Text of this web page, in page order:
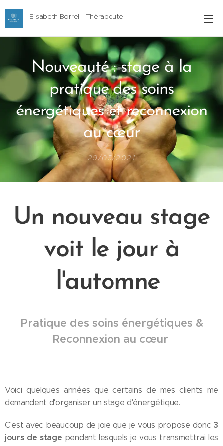
Elisabeth Borrell | Thérapeute
Narbonne | 06 77 11 29 61
Nouveauté : stage à la
pratique des soins
énergétiques et reconnexion
au cœur
29/05/2021
Un nouveau stage
voit le jour à
l'automne
Pratique des soins énergétiques &
Reconnexion au cœur
Voici quelques années que certains de mes clients me
demandent d'organiser un stage d'énergétique.
C'est avec beaucoup de joie que je vous propose donc 3
jours de stage pendant lesquels je vous transmettrai les